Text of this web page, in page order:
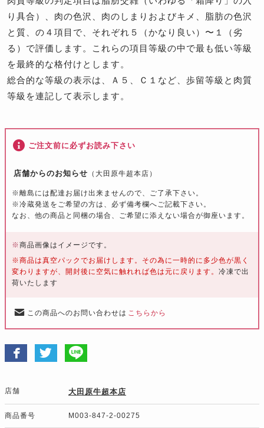
り具合）、肉の色沢、肉のしまりおよびキメ、脂肪の色沢
と質、の４項目で、それぞれ５（かなり良い）〜１（劣
る）で評価します。これらの項目等級の中で最も低い等級
を最終的な格付けとします。
総合的な等級の表示は、Ａ５、Ｃ１など、歩留等級と肉質
等級を連記して表示します。
ご注文前に必ずお読み下さい
店舗からのお知らせ （大田原牛超本店）
※離島には配達お届け出来ませんので、ご了承下さい。
※冷蔵発送をご希望の方は、必ず備考欄へご記載下さい。
なお、他の商品と同梱の場合、ご希望に添えない場合が御座います。
※商品画像はイメージです。
※商品は真空パックでお届けします。その為に一時的に多少色が黒く
変わりますが、開封後に空気に触れれば色は元に戻ります。 冷凍で出
荷いたします
この商品へのお問い合わせは こちらから
店舗 大田原牛超本店
商品番号 M003-847-2-00275